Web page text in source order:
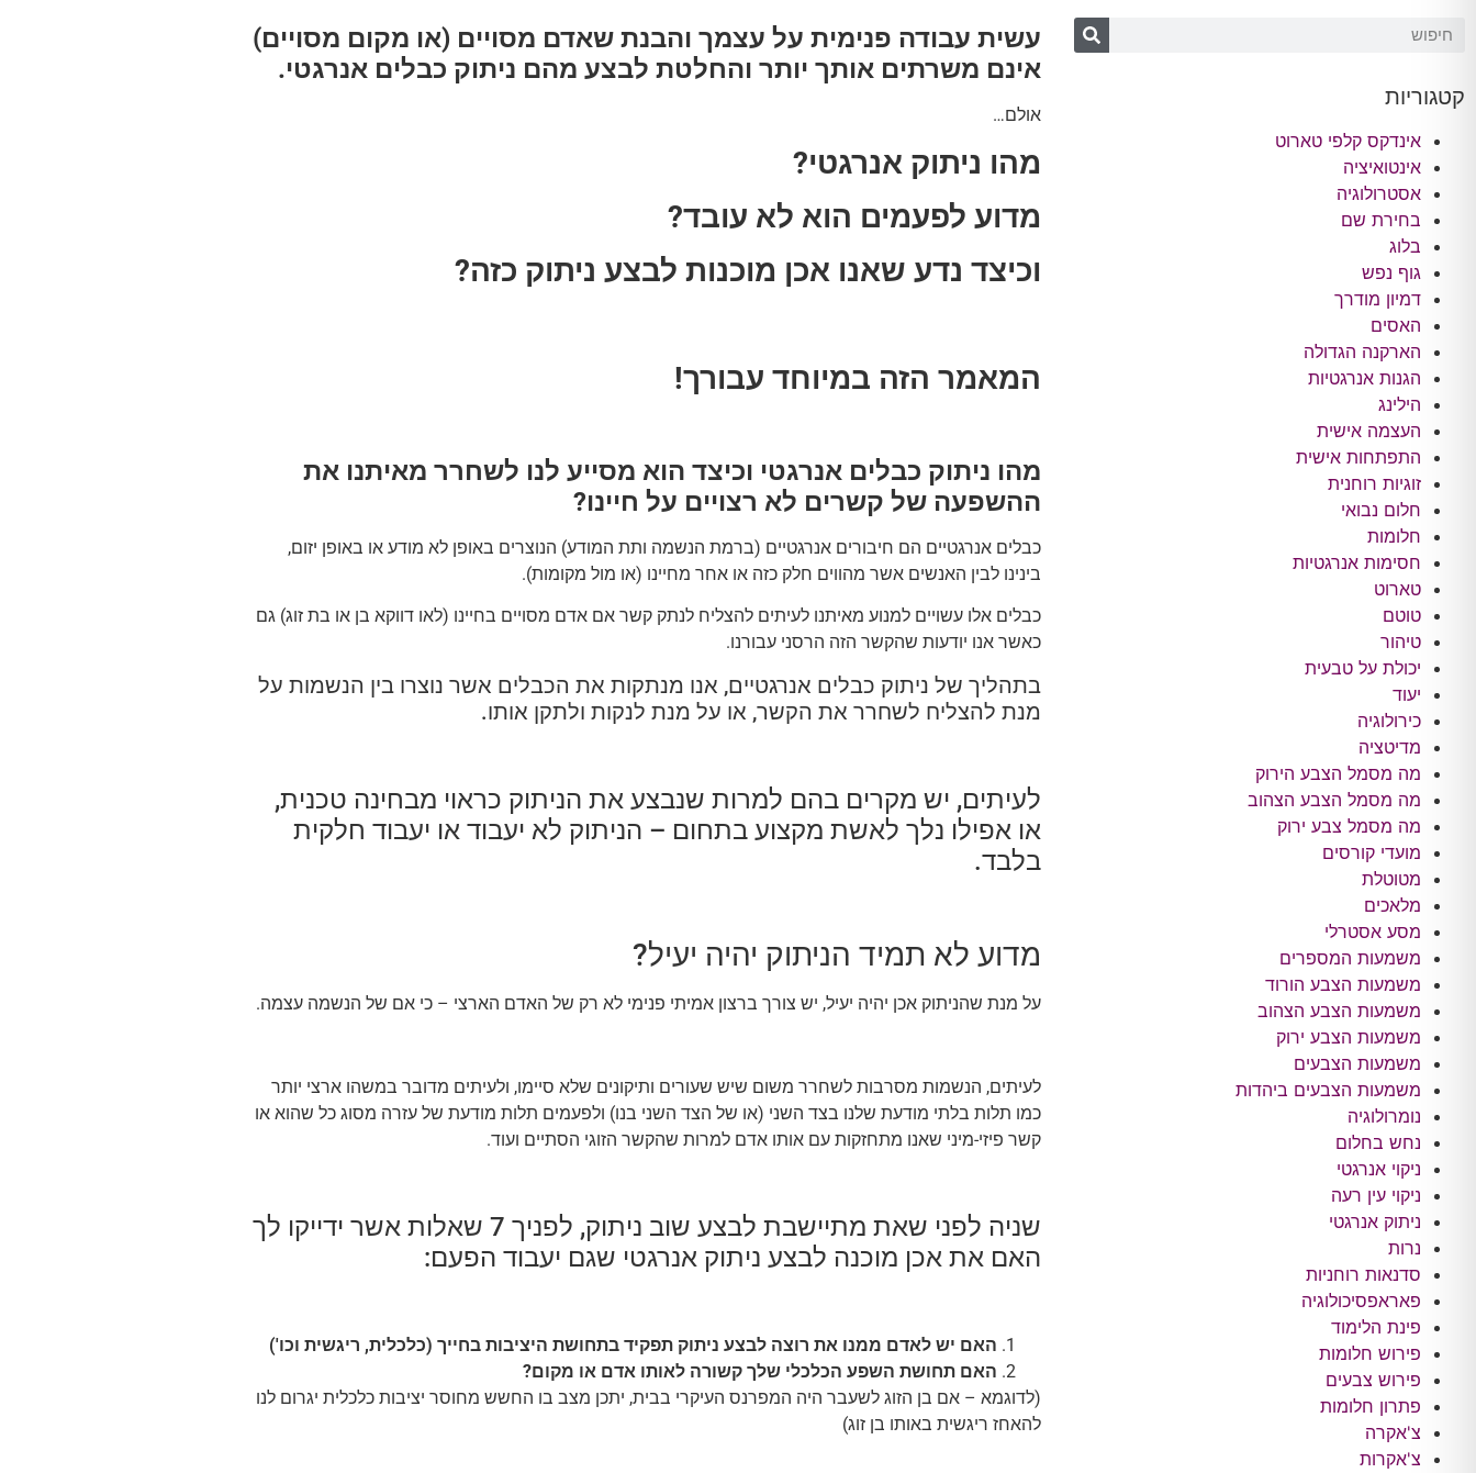
קטגוריות
אינדקס קלפי טארוט
אינטואיציה
אסטרולוגיה
בחירת שם
בלוג
גוף נפש
דמיון מודרך
האסים
הארקנה הגדולה
הגנות אנרגטיות
הילינג
העצמה אישית
התפתחות אישית
זוגיות רוחנית
חלום נבואי
חלומות
חסימות אנרגטיות
טארוט
טוטם
טיהור
יכולת על טבעית
יעוד
כירולוגיה
מדיטציה
מה מסמל הצבע הירוק
מה מסמל הצבע הצהוב
מה מסמל צבע ירוק
מועדי קורסים
מטוטלת
מלאכים
מסע אסטרלי
משמעות המספרים
משמעות הצבע הורוד
משמעות הצבע הצהוב
משמעות הצבע ירוק
משמעות הצבעים
משמעות הצבעים ביהדות
נומרולוגיה
נחש בחלום
ניקוי אנרגטי
ניקוי עין רעה
ניתוק אנרגטי
נרות
סדנאות רוחניות
פאראפסיכולוגיה
פינת הלימוד
פירוש חלומות
פירוש צבעים
פתרון חלומות
צ'אקרה
צ'אקרות
עשית עבודה פנימית על עצמך והבנת שאדם מסויים (או מקום מסויים)
אינם משרתים אותך יותר והחלטת לבצע מהם ניתוק כבלים אנרגטי.
אולם…
מהו ניתוק אנרגטי?
מדוע לפעמים הוא לא עובד?
וכיצד נדע שאנו אכן מוכנות לבצע ניתוק כזה?
המאמר הזה במיוחד עבורך!
מהו ניתוק כבלים אנרגטי וכיצד הוא מסייע לנו לשחרר מאיתנו את
ההשפעה של קשרים לא רצויים על חיינו?
כבלים אנרגטיים הם חיבורים אנרגטיים (ברמת הנשמה ותת המודע) הנוצרים באופן לא מודע או באופן יזום,
בינינו לבין האנשים אשר מהווים חלק כזה או אחר מחיינו (או מול מקומות).
כבלים אלו עשויים למנוע מאיתנו לעיתים להצליח לנתק קשר אם אדם מסויים בחיינו (לאו דווקא בן או בת זוג) גם
כאשר אנו יודעות שהקשר הזה הרסני עבורנו.
בתהליך של ניתוק כבלים אנרגטיים, אנו מנתקות את הכבלים אשר נוצרו בין הנשמות על
מנת להצליח לשחרר את הקשר, או על מנת לנקות ולתקן אותו.
לעיתים, יש מקרים בהם למרות שנבצע את הניתוק כראוי מבחינה טכנית,
או אפילו נלך לאשת מקצוע בתחום – הניתוק לא יעבוד או יעבוד חלקית
בלבד.
מדוע לא תמיד הניתוק יהיה יעיל?
על מנת שהניתוק אכן יהיה יעיל, יש צורך ברצון אמיתי פנימי לא רק של האדם הארצי – כי אם של הנשמה עצמה.
לעיתים, הנשמות מסרבות לשחרר משום שיש שעורים ותיקונים שלא סיימו, ולעיתים מדובר במשהו ארצי יותר
כמו תלות בלתי מודעת שלנו בצד השני (או של הצד השני בנו) ולפעמים תלות מודעת של עזרה מסוג כל שהוא או
קשר פיזי-מיני שאנו מתחזקות עם אותו אדם למרות שהקשר הזוגי הסתיים ועוד.
שניה לפני שאת מתיישבת לבצע שוב ניתוק, לפניך 7 שאלות אשר ידייקו לך
האם את אכן מוכנה לבצע ניתוק אנרגטי שגם יעבוד הפעם:
האם יש לאדם ממנו את רוצה לבצע ניתוק תפקיד בתחושת היציבות בחייך (כלכלית, ריגשית וכו')
האם תחושת השפע הכלכלי שלך קשורה לאותו אדם או מקום?
(לדוגמא – אם בן הזוג לשעבר היה המפרנס העיקרי בבית, יתכן מצב בו החשש מחוסר יציבות כלכלית יגרום לנו
להאחז ריגשית באותו בן זוג)